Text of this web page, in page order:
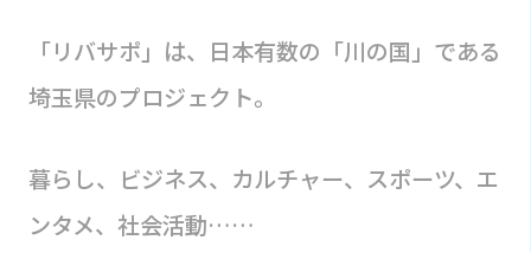
「リバサポ」は、日本有数の「川の国」である
埼玉県のプロジェクト。
暮らし、ビジネス、カルチャー、スポーツ、エ
ンタメ、社会活動……